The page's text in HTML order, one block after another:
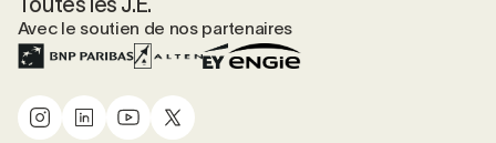
Toutes les J.E.
Avec le soutien de nos partenaires